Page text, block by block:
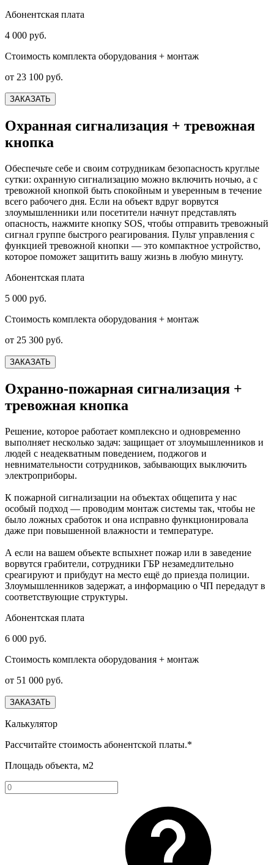
Абонентская плата
4 000 руб.
Стоимость комплекта оборудования + монтаж
от 23 100 руб.
ЗАКАЗАТЬ
Охранная сигнализация + тревожная
кнопка
Обеспечьте себе и своим сотрудникам безопасность круглые
сутки: охранную сигнализацию можно включить ночью, а с
тревожной кнопкой быть спокойным и уверенным в течение
всего рабочего дня. Если на объект вдруг ворвутся
злоумышленники или посетители начнут представлять
опасность, нажмите кнопку SOS, чтобы отправить тревожный
сигнал группе быстрого реагирования. Пульт управления с
функцией тревожной кнопки — это компактное устройство,
которое поможет защитить вашу жизнь в любую минуту.
Абонентская плата
5 000 руб.
Стоимость комплекта оборудования + монтаж
от 25 300 руб.
ЗАКАЗАТЬ
Охранно-пожарная сигнализация +
тревожная кнопка
Решение, которое работает комплексно и одновременно
выполняет несколько задач: защищает от злоумышленников и
людей с неадекватным поведением, поджогов и
невнимательности сотрудников, забывающих выключить
электроприборы.
К пожарной сигнализации на объектах общепита у нас
особый подход — проводим монтаж системы так, чтобы не
было ложных сработок и она исправно функционировала
даже при повышенной влажности и температуре.
А если на вашем объекте вспыхнет пожар или в заведение
ворвутся грабители, сотрудники ГБР незамедлительно
среагируют и прибудут на место ещё до приезда полиции.
Злоумышленников задержат, а информацию о ЧП передадут в
соответствующие структуры.
Абонентская плата
6 000 руб.
Стоимость комплекта оборудования + монтаж
от 51 000 руб.
ЗАКАЗАТЬ
Калькулятор
Рассчитайте стоимость абонентской платы.*
Площадь объекта, м2